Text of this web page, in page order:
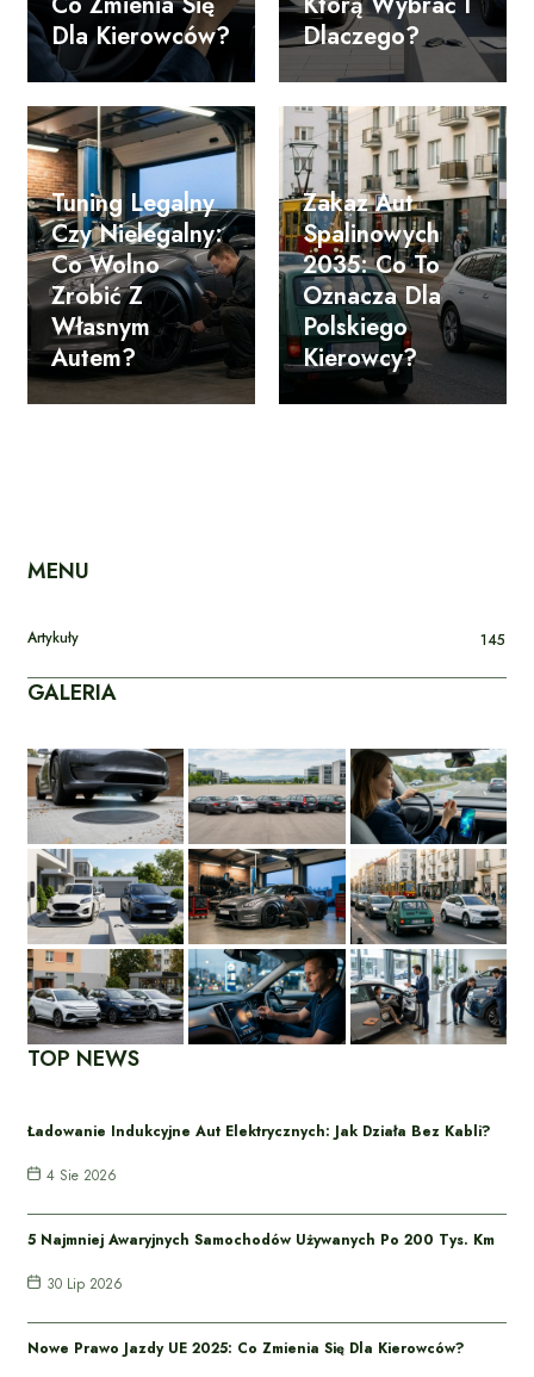
Dla Kierowców?
Dlaczego?
Tuning Legalny
Czy Nielegalny:
Co Wolno
Zrobić Z
Własnym
Autem?
Zakaz Aut
Spalinowych
2035: Co To
Oznacza Dla
Polskiego
Kierowcy?
MENU
Artykuły 145
GALERIA
TOP NEWS
Ładowanie Indukcyjne Aut Elektrycznych: Jak Działa Bez Kabli?
4 Sie 2026
5 Najmniej Awaryjnych Samochodów Używanych Po 200 Tys. Km
30 Lip 2026
Nowe Prawo Jazdy UE 2025: Co Zmienia Się Dla Kierowców?